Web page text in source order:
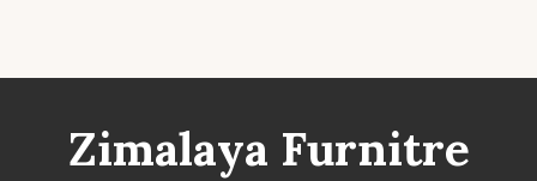
Zimalaya Furnitre